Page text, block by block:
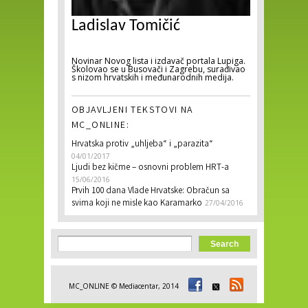
Ladislav Tomičić
Novinar Novog lista i izdavač portala Lupiga.
Školovao se u Busovači i Zagrebu, surađivao
s nizom hrvatskih i međunarodnih medija.
OBJAVLJENI TEKSTOVI NA
MC_ONLINE:
Hrvatska protiv „uhljeba“ i „parazita“
04/01/2017
Ljudi bez kičme – osnovni problem HRT-a
15/06/2016
Prvih 100 dana Vlade Hrvatske: Obračun sa
svima koji ne misle kao Karamarko 27/04/2016
Search form
Search
MC_ONLINE © Mediacentar, 2014